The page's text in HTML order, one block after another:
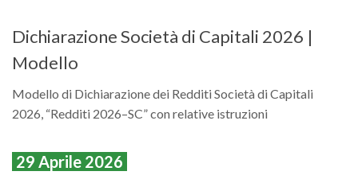
Dichiarazione Società di Capitali 2026 |
Modello
Modello di Dichiarazione dei Redditi Società di Capitali
2026, “Redditi 2026–SC” con relative istruzioni
29 Aprile 2026